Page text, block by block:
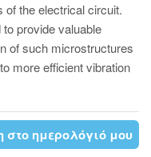
of the electrical circuit.
provide valuable
of such microstructures
more efficient vibration
στο ημερολόγιό μου